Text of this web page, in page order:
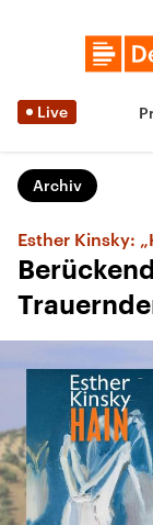
Live
Archiv
Esther Kinsky: